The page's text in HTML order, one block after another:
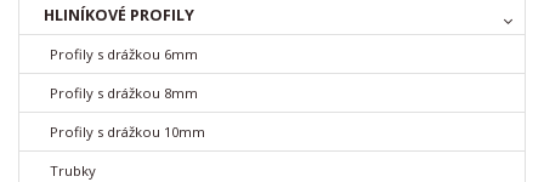
HLINÍKOVÉ PROFILY
Profily s drážkou 6mm
Profily s drážkou 8mm
Profily s drážkou 10mm
Trubky